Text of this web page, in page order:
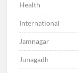
Health
International
Jamnagar
Junagadh